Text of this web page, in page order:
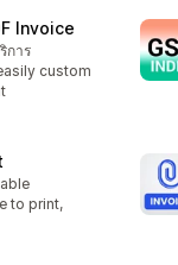
Invoice
การ
custom
to print,